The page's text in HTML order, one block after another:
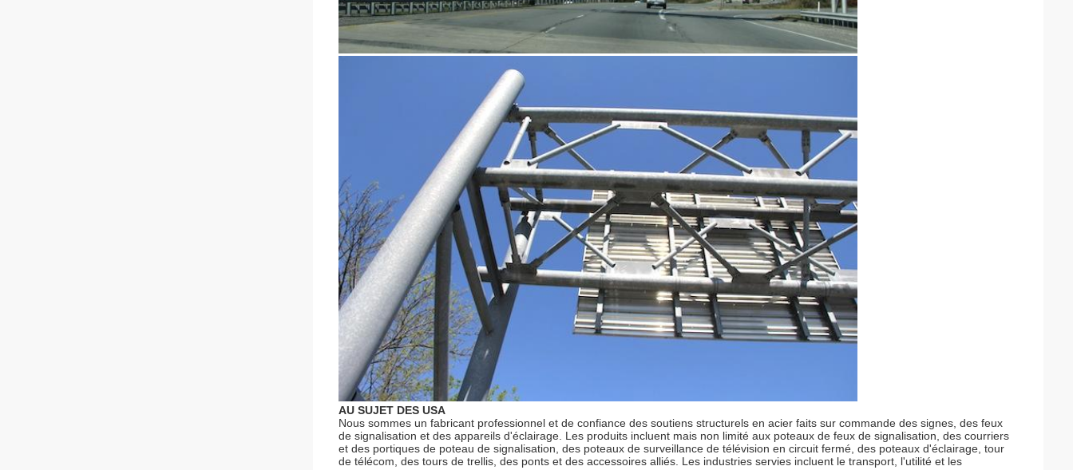
AU SUJET DES USA
Nous sommes un fabricant professionnel et de confiance des soutiens structurels en acier faits sur commande des signes, des feux
de signalisation et des appareils d'éclairage. Les produits incluent mais non limité aux poteaux de feux de signalisation, des courriers
et des portiques de poteau de signalisation, des poteaux de surveillance de télévision en circuit fermé, des poteaux d'éclairage, tour
de télécom, des tours de trellis, des ponts et des accessoires alliés. Les industries servies incluent le transport, l'utilité et les